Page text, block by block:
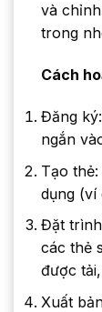
và
trong
Cách
Đăng
ngắn
Tạo
dụng (ví
Đặt
các thẻ
được
Xuất